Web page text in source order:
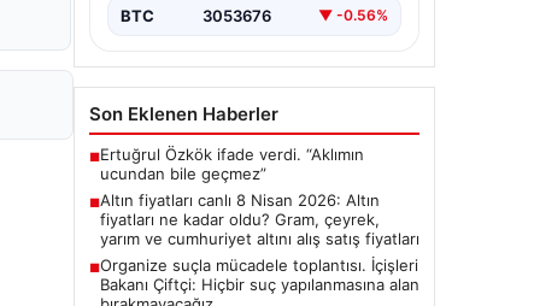
BTC 3053676 ▼ -0.56%
Son Eklenen Haberler
■Ertuğrul Özkök ifade verdi. “Aklımın
ucundan bile geçmez”
■Altın fiyatları canlı 8 Nisan 2026: Altın
fiyatları ne kadar oldu? Gram, çeyrek,
yarım ve cumhuriyet altını alış satış fiyatları
■Organize suçla mücadele toplantısı. İçişleri
Bakanı Çiftçi: Hiçbir suç yapılanmasına alan